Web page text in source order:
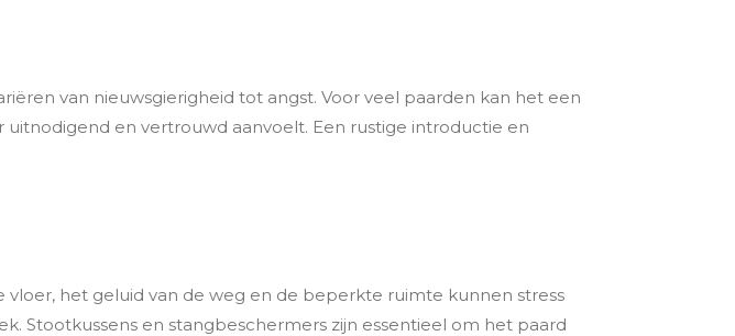
van nieuwsgierigheid tot angst. Voor veel paarden kan het een
en vertrouwd aanvoelt. Een rustige introductie en
het geluid van de weg en de beperkte ruimte kunnen stress
Stootkussens en stangbeschermers zijn essentieel om het paard